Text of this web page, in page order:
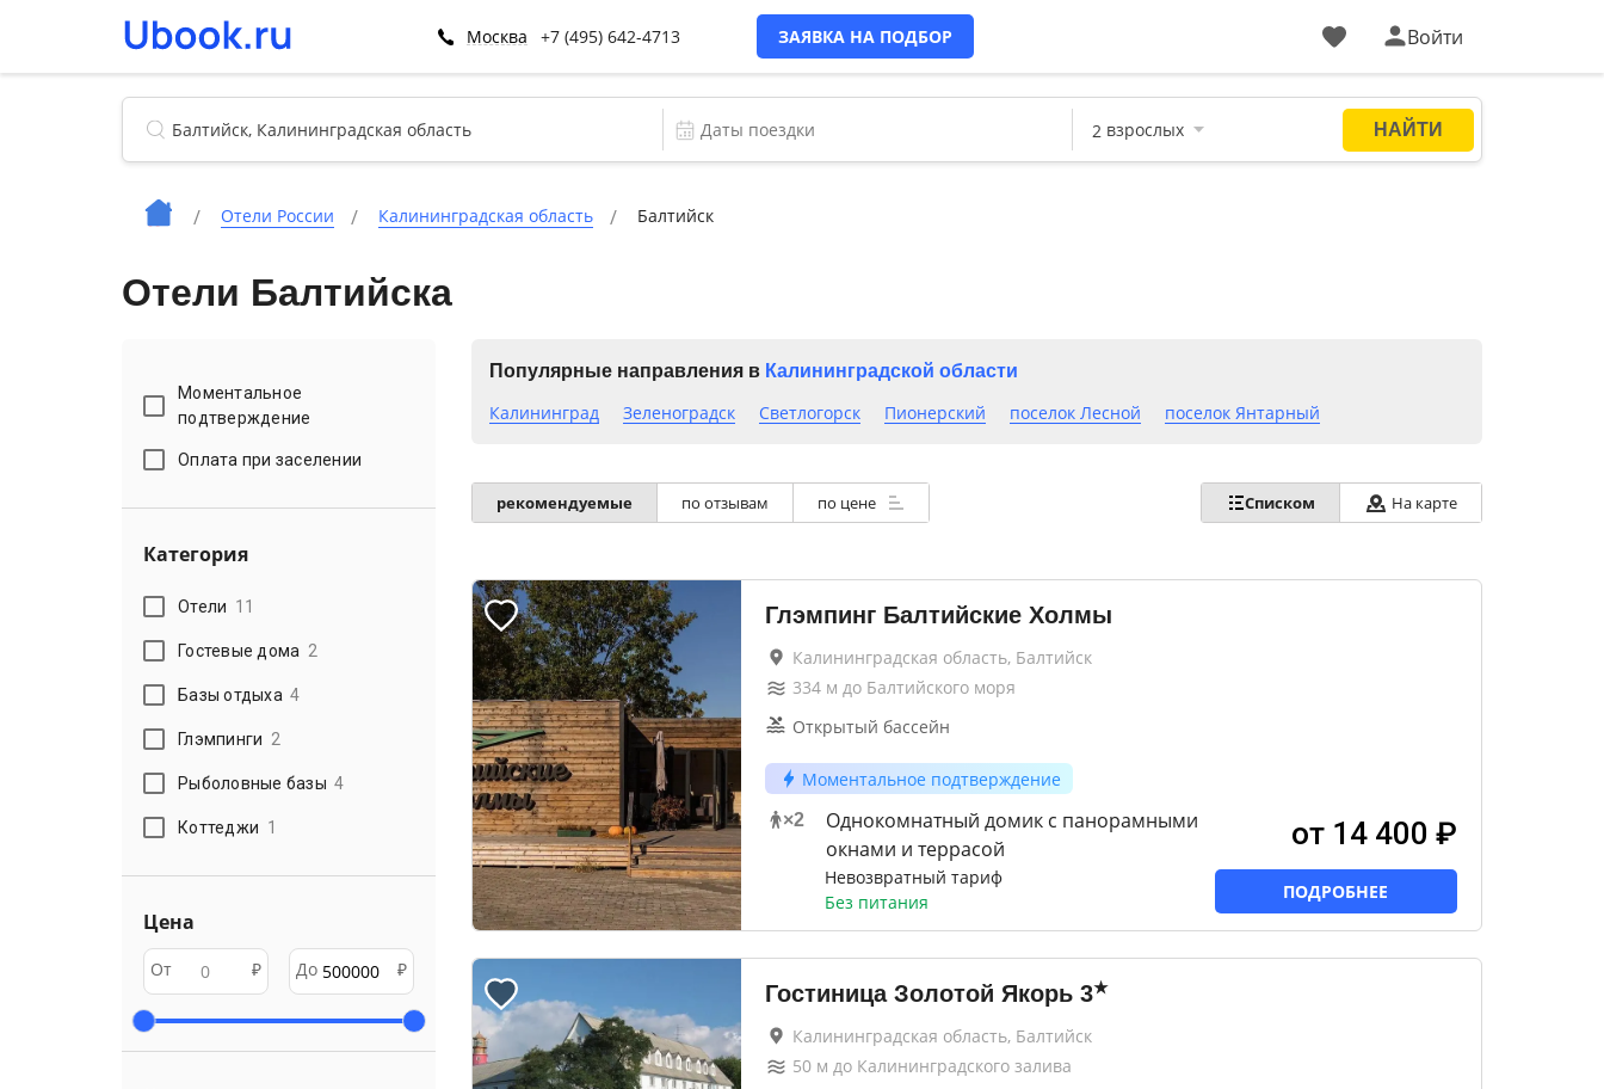
Москва +7 (495) 642-4713 ЗАЯВКА НА ПОДБОР Войти
Отели России Калининградская область Балтийск
Отели Балтийска
Моментальное
подтверждение
Оплата при заселении
Категория
Отели 11
Гостевые дома 2
Базы отдыха 4
Глэмпинги 2
Рыболовные базы 4
Коттеджи 1
Цена
От ₽ До ₽
Популярные направления в Калининградской области
Калининград Зеленоградск Светлогорск Пионерский поселок Лесной поселок Янтарный
рекомендуемые по отзывам по цене Списком На карте
Глэмпинг Балтийские Холмы
Калининградская область, Балтийск
334м до Балтийского моря
Открытый бассейн
Моментальное подтверждение
×2
Однокомнатный домик с панорамными
окнами и террасой
Невозвратный тариф
Без питания
от 14 400 ₽
ПОДРОБНЕЕ
Гостиница Золотой Якорь 3★
Калининградская область, Балтийск
50м до Калининградского залива